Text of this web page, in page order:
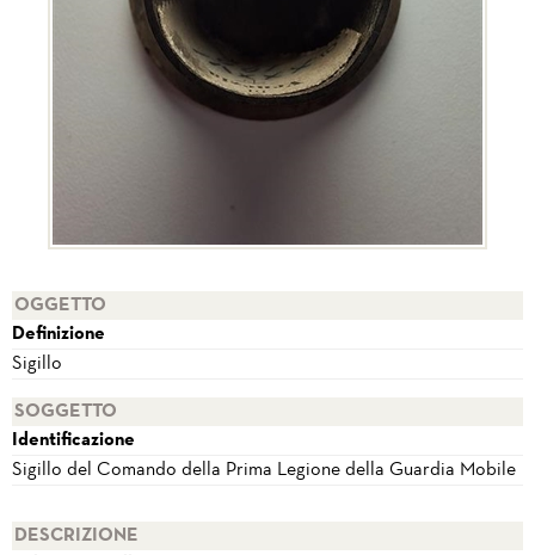
OGGETTO
Definizione
Sigillo
SOGGETTO
Identificazione
Sigillo del Comando della Prima Legione della Guardia Mobile
DESCRIZIONE